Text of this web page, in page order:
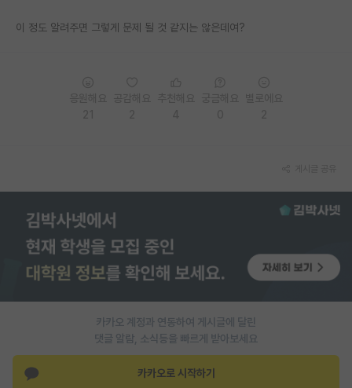
이 정도 알려주면 그렇게 문제 될 것 같지는 않은데여?
카카오 계정과 연동하여 게시글에 달린
댓글 알람, 소식등을 빠르게 받아보세요
카카오로 시작하기